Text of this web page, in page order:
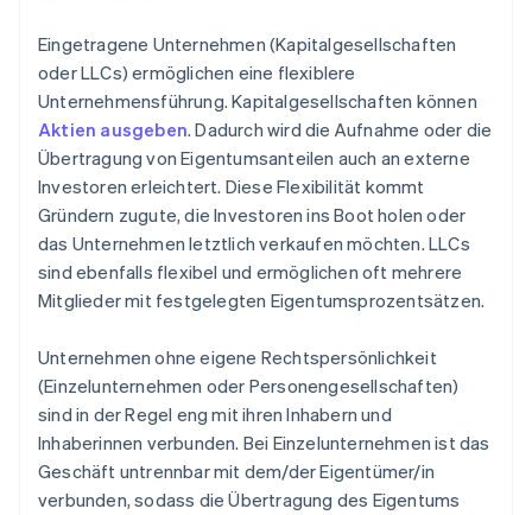
Eingetragene Unternehmen (Kapitalgesellschaften
oder LLCs) ermöglichen eine flexiblere
Unternehmensführung. Kapitalgesellschaften können
Aktien ausgeben. Dadurch wird die Aufnahme oder die
Übertragung von Eigentumsanteilen auch an externe
Investoren erleichtert. Diese Flexibilität kommt
Gründern zugute, die Investoren ins Boot holen oder
das Unternehmen letztlich verkaufen möchten. LLCs
sind ebenfalls flexibel und ermöglichen oft mehrere
Mitglieder mit festgelegten Eigentumsprozentsätzen.
Unternehmen ohne eigene Rechtspersönlichkeit
(Einzelunternehmen oder Personengesellschaften)
sind in der Regel eng mit ihren Inhabern und
Inhaberinnen verbunden. Bei Einzelunternehmen ist das
Geschäft untrennbar mit dem/der Eigentümer/in
verbunden, sodass die Übertragung des Eigentums